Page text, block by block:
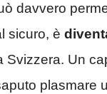
davvero
sicuro, è
Un
plasmare